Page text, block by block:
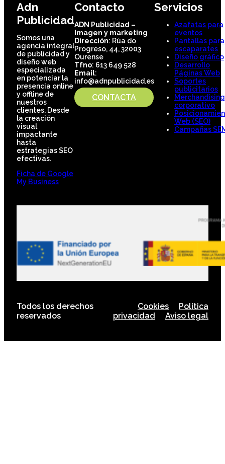
Adn
Publicidad
Somos una
agencia integral
de publicidad y
diseño web
especializada
en potenciar la
presencia online
y offline de
nuestros
clientes. Desde
la creación
visual
impactante
hasta
estrategias SEO
efectivas.
Ficha de Google
My Business
Contacto
ADN Publicidad –
Imagen y marketing
Dirección: Rúa do
Progreso, 44, 32003
Ourense
Tfno: 613 649 528
Email:
info@adnpublicidad.es
CONTACTA
Servicios
Azafatas para
eventos
Pantallas para
escaparates
Diseño gráfico
Desarrollo
Páginas Web
Soportes
publicitarios
Merchandising
corporativo
Web (SEO)
Campañas
Todos los derechos
reservados
Cookies
Política
privacidad
Aviso legal